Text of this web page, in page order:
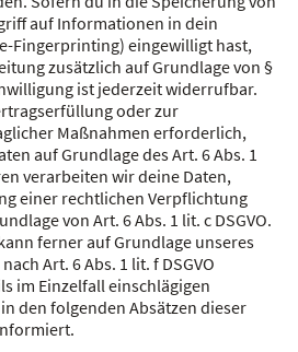
auf Informationen in dein
Fingerprinting) eingewilligt hast,
zusätzlich auf Grundlage von §
ist jederzeit widerrufbar.
oder zur
Maßnahmen erforderlich,
auf Grundlage des Art. 6 Abs. 1
verarbeiten wir deine Daten,
einer rechtlichen Verpflichtung
von Art. 6 Abs. 1 lit. c DSGVO.
ferner auf Grundlage unseres
Art. 6 Abs. 1 lit. f DSGVO
im Einzelfall einschlägigen
den folgenden Absätzen dieser